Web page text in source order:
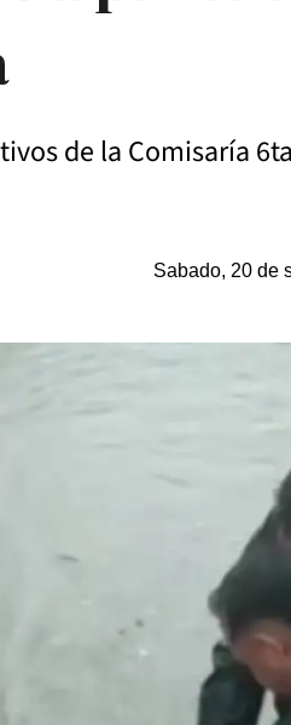
de la Comisaría
Sabado, 20 de